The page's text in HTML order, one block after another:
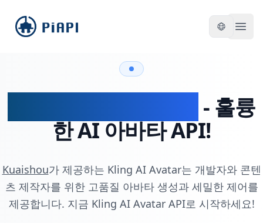
piapi
- 훌륭
한 AI 아바타 API!
Kuaishou가 제공하는 Kling AI Avatar는 개발자와 콘텐
츠 제작자를 위한 고품질 아바타 생성과 세밀한 제어를
제공합니다. 지금 Kling AI Avatar API로 시작하세요!